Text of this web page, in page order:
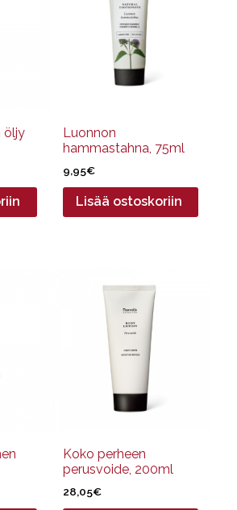
öljy
Luonnon
hammastahna, 75ml
9,95€
Lisää ostoskoriin
Koko perheen
perusvoide, 200ml
28,05€